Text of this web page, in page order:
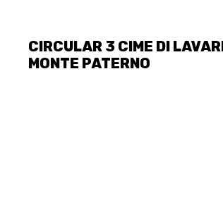
CIRCULAR 3 CIME DI
MONTE PATERNO